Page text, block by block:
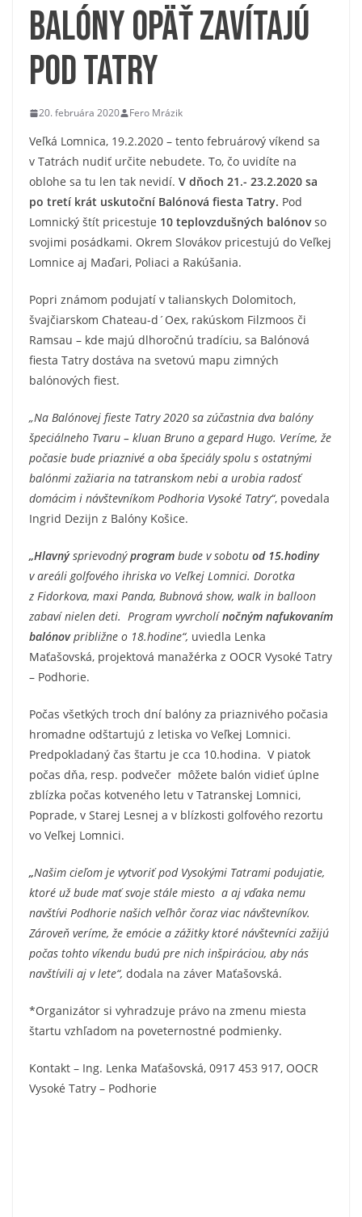
Balóny opäť zavítajú
pod Tatry
20. februára 2020 Fero Mrázik
Veľká Lomnica, 19.2.2020 – tento februárový víkend sa
v Tatrách nudiť určite nebudete. To, čo uvidíte na
oblohe sa tu len tak nevidí. V dňoch 21.- 23.2.2020 sa
po tretí krát uskutoční Balónová fiesta Tatry. Pod
Lomnický štít pricestuje 10 teplovzdušných balónovso
svojimi posádkami. Okrem Slovákov pricestujú do Veľkej
Lomnice aj Maďari, Poliaci a Rakúšania.
Popri známom podujatí v talianskych Dolomitoch,
švajčiarskom Chateau-d´Oex, rakúskom Filzmoos či
Ramsau – kde majú dlhoročnú tradíciu, sa Balónová
fiesta Tatry dostáva na svetovú mapu zimných
balónových fiest.
„Na Balónovej fieste Tatry 2020 sa zúčastnia dva balóny
špeciálneho Tvaru – kluan Bruno a gepard Hugo. Veríme, že
počasie bude priaznivé a oba špeciály spolu s ostatnými
balónmi zažiaria na tatranskom nebi a urobia radosť
domácim i návštevníkom Podhoria Vysoké Tatry“, povedala
Ingrid Dezijn z Balóny Košice.
„Hlavnýsprievodnýprogram bude v sobotu od 15.hodiny
v areáli golfového ihriska vo Veľkej Lomnici. Dorotka
z Fidorkova, maxi Panda, Bubnová show, walk in balloon
zabaví nielen deti. Program vyvrcholínočným nafukovaním
balónovpribližne o 18.hodine“, uviedla Lenka
Maťašovská, projektová manažérka z OOCR Vysoké Tatry
– Podhorie.
Počas všetkých troch dní balóny za priaznivého počasia
hromadne odštartujú z letiska vo Veľkej Lomnici.
Predpokladaný čas štartu je cca 10.hodina. V piatok
počas dňa, resp. podvečer môžete balón vidieť úplne
zblízka počas kotveného letu v Tatranskej Lomnici,
Poprade, v Starej Lesnej a v blízkosti golfového rezortu
vo Veľkej Lomnici.
„Našim cieľom je vytvoriť pod Vysokými Tatrami podujatie,
ktoré už bude mať svoje stále miesto a aj vďaka nemu
navštívi Podhorie našich veľhôr čoraz viac návštevníkov.
Zároveň veríme, že emócie a zážitky ktoré návštevníci zažijú
počas tohto víkendu budú pre nich inšpiráciou, aby nás
navštívili aj v lete“, dodala na záver Maťašovská.
*Organizátor si vyhradzuje právo na zmenu miesta
štartu vzhľadom na poveternostné podmienky.
Kontakt – Ing. Lenka Maťašovská, 0917 453 917, OOCR
Vysoké Tatry – Podhorie